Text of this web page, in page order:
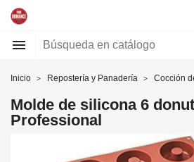

Inicio Repostería y Panadería Cocción
Molde de silicona 6
Professional